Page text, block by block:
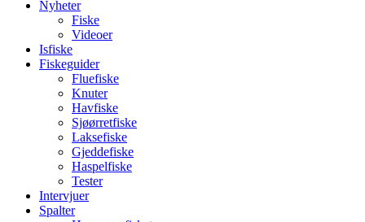
Nyheter
Fiske
Videoer
Isfiske
Fiskeguider
Fluefiske
Knuter
Havfiske
Sjøørretfiske
Laksefiske
Gjeddefiske
Haspelfiske
Tester
Intervjuer
Spalter